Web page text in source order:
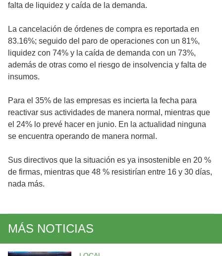
falta de liquidez y caída de la demanda.
La cancelación de órdenes de compra es reportada en
83.16%; seguido del paro de operaciones con un 81%,
liquidez con 74% y la caída de demanda con un 73%,
además de otras como el riesgo de insolvencia y falta de
insumos.
Para el 35% de las empresas es incierta la fecha para
reactivar sus actividades de manera normal, mientras que
el 24% lo prevé hacer en junio. En la actualidad ninguna
se encuentra operando de manera normal.
Sus directivos que la situación es ya insostenible en 20 %
de firmas, mientras que 48 % resistirían entre 16 y 30 días,
nada más.
MÁS NOTICIAS